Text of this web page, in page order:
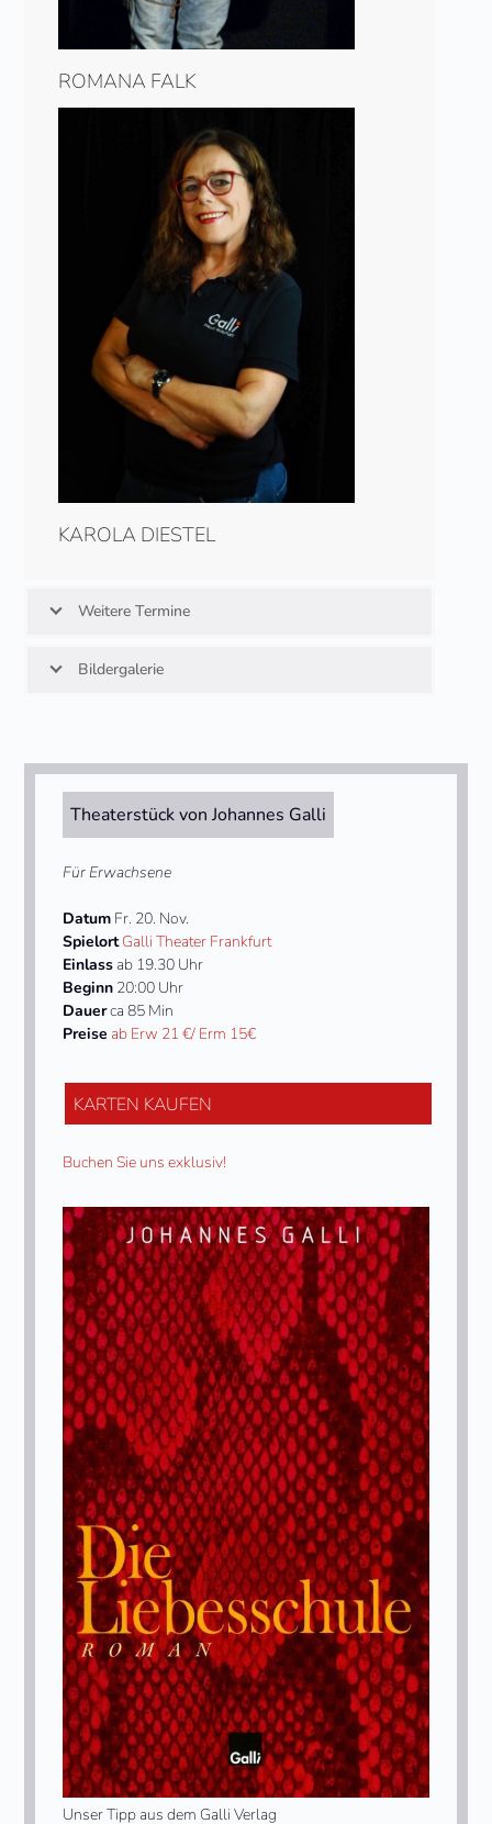
ROMANA FALK
KAROLA DIESTEL
Weitere Termine
Bildergalerie
Theaterstück von Johannes Galli
Für Erwachsene
Datum Fr. 20. Nov.
SpielortGalli Theater Frankfurt
Einlass ab 19.30 Uhr
Beginn 20:00 Uhr
Dauerca 85 Min
Preise ab Erw 21 €/ Erm 15€
KARTEN KAUFEN
Buchen Sie uns exklusiv!
Unser Tipp aus dem Galli Verlag